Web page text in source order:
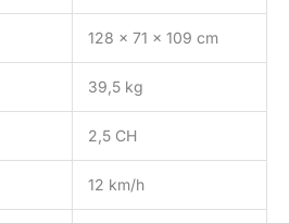
128 x 71 x 109 cm
39,5 kg
2,5 CH
12 km/h